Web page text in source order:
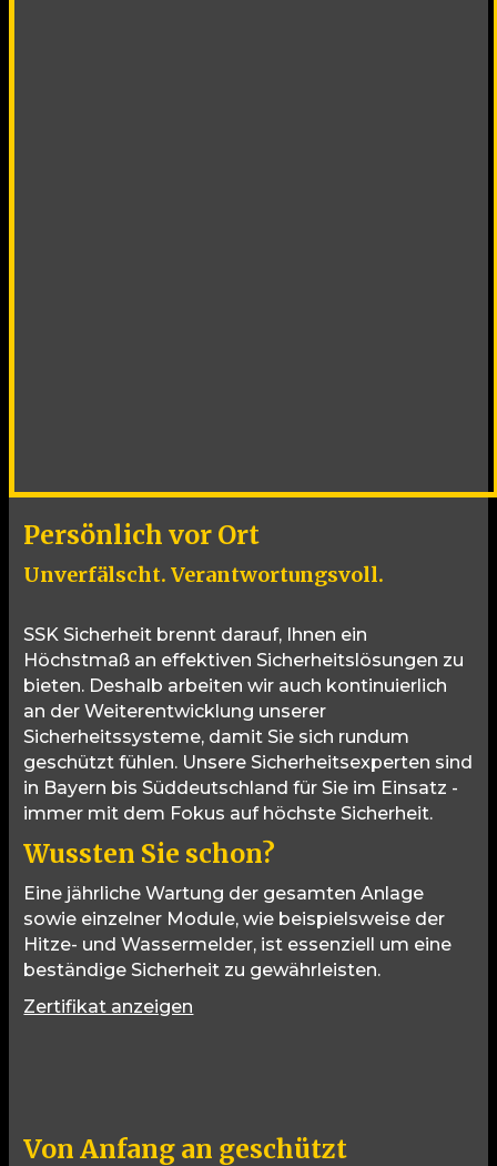
Persönlich vor Ort
Unverfälscht. Verantwortungsvoll.
SSK Sicherheit brennt darauf, Ihnen ein
Höchstmaß an effektiven Sicherheitslösungen zu
bieten. Deshalb arbeiten wir auch kontinuierlich
an der Weiterentwicklung unserer
Sicherheitssysteme, damit Sie sich rundum
geschützt fühlen. Unsere Sicherheitsexperten sind
in Bayern bis Süddeutschland für Sie im Einsatz -
immer mit dem Fokus auf höchste Sicherheit.
Wussten Sie schon?
Eine jährliche Wartung der gesamten Anlage
sowie einzelner Module, wie beispielsweise der
Hitze- und Wassermelder, ist essenziell um eine
beständige Sicherheit zu gewährleisten.
Zertifikat anzeigen
Von Anfang an geschützt